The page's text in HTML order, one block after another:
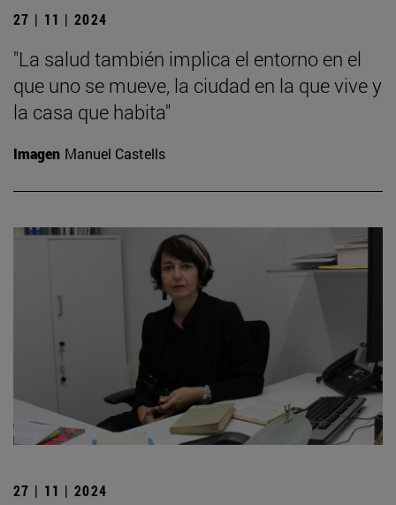
27 | 11 | 2024
"La salud también implica el entorno en el
que uno se mueve, la ciudad en la que vive y
la casa que habita"
Imagen Manuel Castells
27 | 11 | 2024